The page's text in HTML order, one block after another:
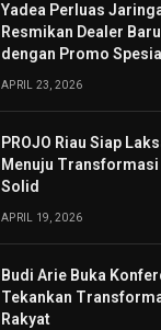
Yadea Perluas
Resmikan Dealer
dengan Promo Spesial
APRIL 23, 2026
PROJO Riau Siap
Menuju Transformasi
Solid
APRIL 19, 2026
Budi Arie Buka
Tekankan
Rakyat